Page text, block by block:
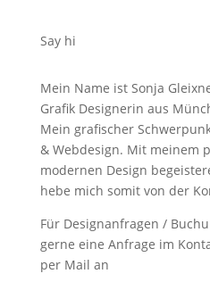
Say hi
Mein Name ist Sonja
Grafik Designerin aus
Mein grafischer
& Webdesign. Mit meinem
modernen Design
hebe mich somit von der
Für Designanfragen /
gerne eine Anfrage im
per Mail an